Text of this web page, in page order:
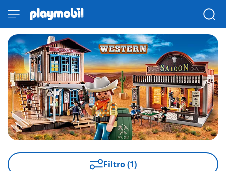
Filtro (1)